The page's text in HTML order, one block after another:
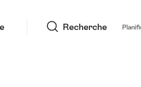
Recherche